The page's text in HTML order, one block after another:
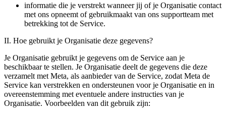
informatie die je verstrekt wanneer jij of je Organisatie contact
met ons opneemt of gebruikmaakt van ons supportteam met
betrekking tot de Service.
II. Hoe gebruikt je Organisatie deze gegevens?
Je Organisatie gebruikt je gegevens om de Service aan je
beschikbaar te stellen. Je Organisatie deelt de gegevens die deze
verzamelt met Meta, als aanbieder van de Service, zodat Meta de
Service kan verstrekken en ondersteunen voor je Organisatie en in
overeenstemming met eventuele andere instructies van je
Organisatie. Voorbeelden van dit gebruik zijn: